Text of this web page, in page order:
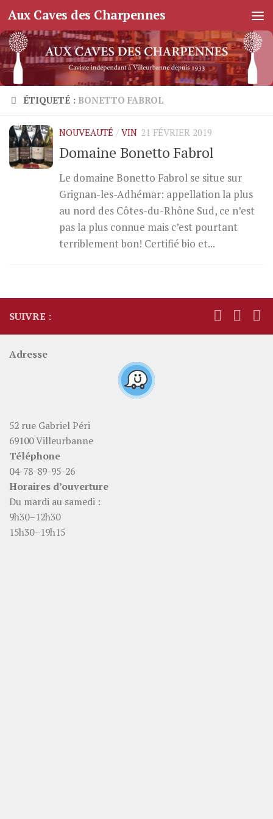
Skip to content
Aux Caves des Charpennes
ÉTIQUETÉ : BONETTO FABROL
NOUVEAUTÉ / VIN 21 FÉVRIER 2019
Domaine Bonetto Fabrol
Le domaine Bonetto Fabrol se situe sur
Grignan-les-Adhémar: appellation la plus
au nord des Côtes-du-Rhône Sud, ce n’est
pas la plus connue mais c’est pourtant
terriblement bon! Certifié bio et...
SUIVRE :
Adresse
52 rue Gabriel Péri
69100 Villeurbanne
Téléphone
04-78-89-95-26
Horaires d’ouverture
Du mardi au samedi :
9h30–12h30
15h30–19h15